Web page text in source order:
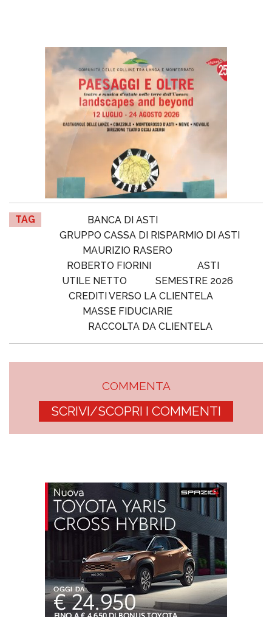
TAG
BANCA DI ASTI
GRUPPO CASSA DI RISPARMIO DI ASTI
MAURIZIO RASERO
ROBERTO FIORINI
ASTI
UTILE NETTO
SEMESTRE 2026
CREDITI VERSO LA CLIENTELA
MASSE FIDUCIARIE
RACCOLTA DA CLIENTELA
COMMENTA
SCRIVI/SCOPRI I COMMENTI